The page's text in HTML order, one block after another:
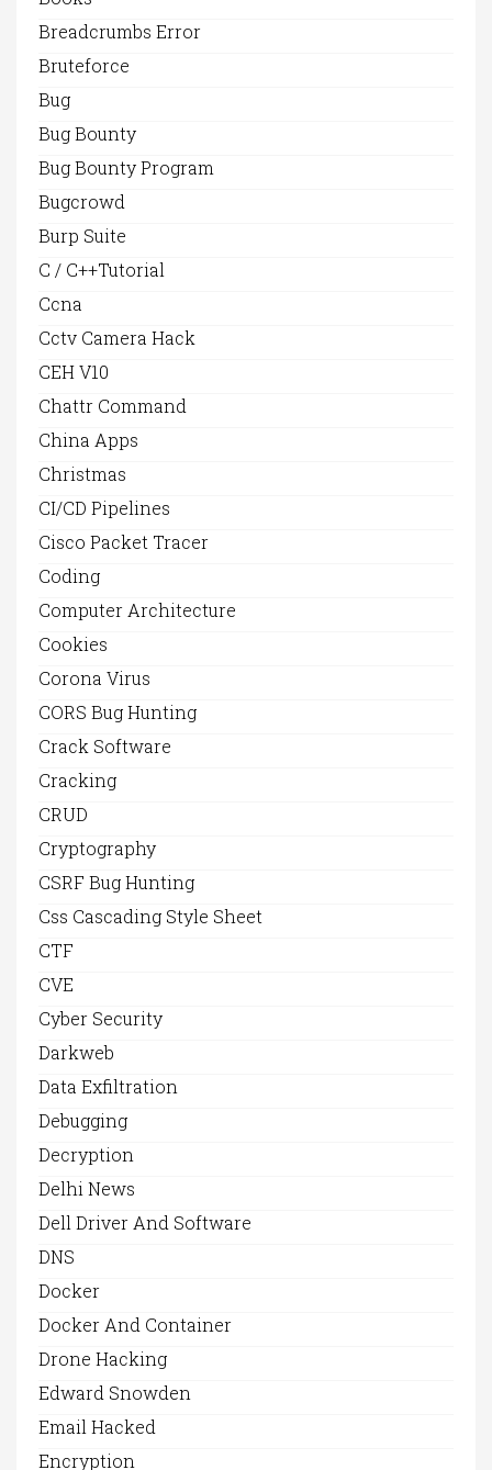
Breadcrumbs Error
Bruteforce
Bug
Bug Bounty
Bug Bounty Program
Bugcrowd
Burp Suite
C / C++Tutorial
Ccna
Cctv Camera Hack
CEH V10
Chattr Command
China Apps
Christmas
CI/CD Pipelines
Cisco Packet Tracer
Coding
Computer Architecture
Cookies
Corona Virus
CORS Bug Hunting
Crack Software
Cracking
CRUD
Cryptography
CSRF Bug Hunting
Css Cascading Style Sheet
CTF
CVE
Cyber Security
Darkweb
Data Exfiltration
Debugging
Decryption
Delhi News
Dell Driver And Software
DNS
Docker
Docker And Container
Drone Hacking
Edward Snowden
Email Hacked
Encryption